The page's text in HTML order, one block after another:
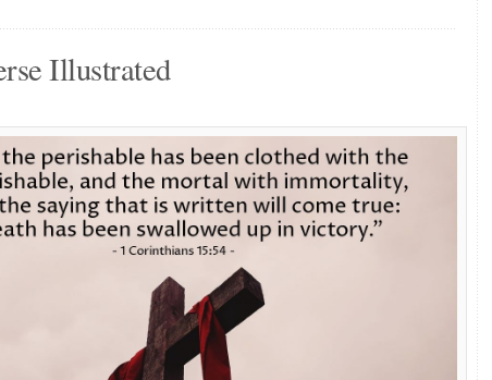
Illustrated